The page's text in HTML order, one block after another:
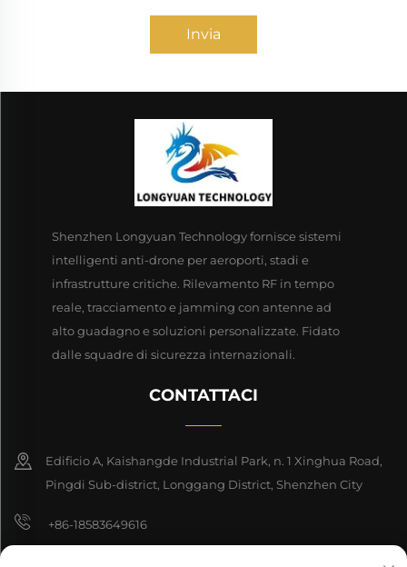
Invia
Shenzhen Longyuan Technology fornisce sistemi
intelligenti anti-drone per aeroporti, stadi e
infrastrutture critiche. Rilevamento RF in tempo
reale, tracciamento e jamming con antenne ad
alto guadagno e soluzioni personalizzate. Fidato
dalle squadre di sicurezza internazionali.
CONTATTACI
Edificio A, Kaishangde Industrial Park, n. 1 Xinghua Road,
Pingdi Sub-district, Longgang District, Shenzhen City
+86-18583649616